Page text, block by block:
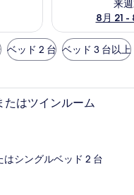
来
8月 21 -
ベッド 2 台 ベッド 3 台以上
スタンダード ダブ
たはツインルーム
はシングルベッド 2 台